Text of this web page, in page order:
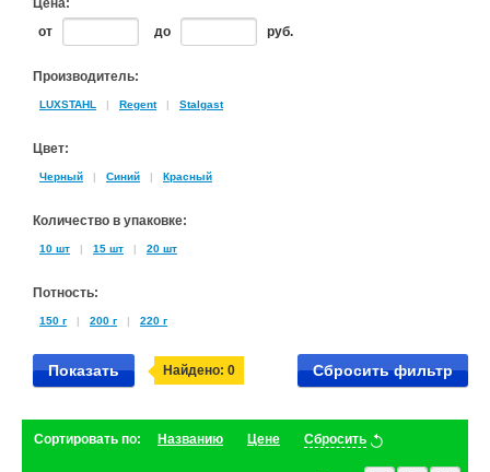
Цена:
от
до руб.
Производитель:
LUXSTAHL | Regent | Stalgast
Цвет:
Черный | Синий | Красный
Количество в упаковке:
10 шт | 15 шт | 20 шт
Потность:
150 г | 200 г | 220 г
Показать Найдено: 0 Сбросить фильтр
Сортировать по: Названию Цене Сбросить